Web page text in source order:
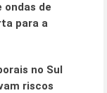
ondas de
para a
no Sul
riscos